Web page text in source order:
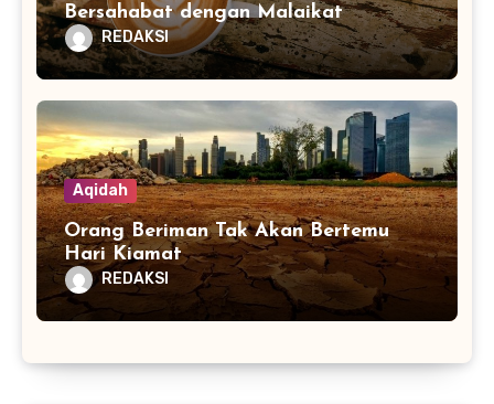
Bersahabat dengan Malaikat
REDAKSI
Aqidah
Orang Beriman Tak Akan Bertemu
Hari Kiamat
REDAKSI